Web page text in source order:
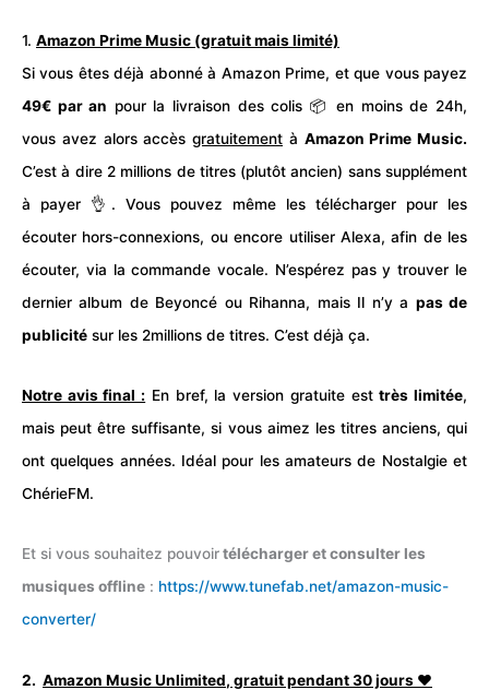
1. Amazon Prime Music (gratuit mais limité)
Si vous êtes déjà abonné à Amazon Prime, et que vous payez
49€ par an pour la livraison des colis 📦 en moins de 24h,
vous avez alors accès gratuitement à Amazon Prime Music.
C’est à dire 2 millions de titres (plutôt ancien) sans supplément
à payer 👌. Vous pouvez même les télécharger pour les
écouter hors-connexions, ou encore utiliser Alexa, afin de les
écouter, via la commande vocale. N’espérez pas y trouver le
dernier album de Beyoncé ou Rihanna, mais Il n’y a pas de
publicité sur les 2millions de titres. C’est déjà ça.
Notre avis final : En bref, la version gratuite esttrès limitée,
mais peut être suffisante, si vous aimez les titres anciens, qui
ont quelques années. Idéal pour les amateurs de Nostalgie et
ChérieFM.
Et si vous souhaitez pouvoirtélécharger et consulter les
musiques offline : https://www.tunefab.net/amazon-music-
converter/
2. Amazon Music Unlimited, gratuit pendant 30 jours ❤️